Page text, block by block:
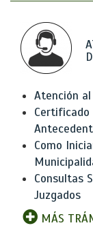
Atención
Certificado
Como
Consultas
Juzgados
MÁS